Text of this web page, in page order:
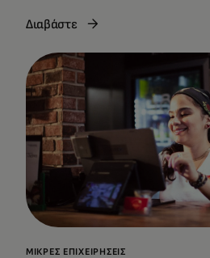
Διαβάστε
ΜΙΚΡΈΣ ΕΠΙΧΕΙΡΉΣΕΙΣ